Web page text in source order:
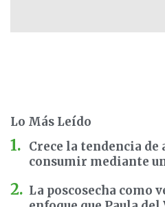
Lo Más Leído
Crece la tendencia
consumir mediante
La poscosecha como